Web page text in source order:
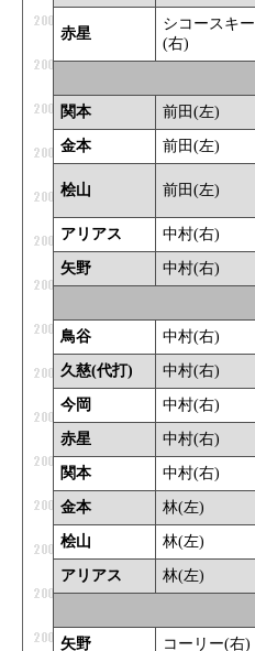
赤星
シコースキー
(右)
関本 前田(左)
金本 前田(左)
桧山 前田(左)
アリアス 中村(右)
矢野 中村(右)
鳥谷 中村(右)
久慈(代打) 中村(右)
今岡 中村(右)
赤星 中村(右)
関本 中村(右)
金本 林(左)
桧山 林(左)
アリアス 林(左)
矢野 コーリー(右)